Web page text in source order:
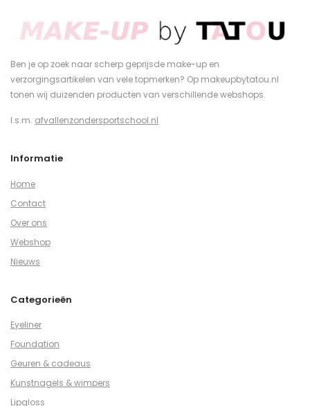
Ben je op zoek naar scherp geprijsde make-up en
verzorgingsartikelen van vele topmerken? Op makeupbytatou.nl
tonen wij duizenden producten van verschillende webshops.
I.s.m. afvallenzondersportschool.nl
Informatie
Home
Contact
Over ons
Webshop
Nieuws
Categorieën
Eyeliner
Foundation
Geuren & cadeaus
Kunstnagels & wimpers
Lipgloss